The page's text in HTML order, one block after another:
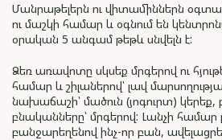
Մանրաթելերն ու վիտամիններն
ու մաշկի համար և օգնում են
օրական 5 անգամ թեթև սնվելն է:
Ձեռ առավոտը սկսեք մրգերով ու
համար և շիլաներով՝ լավ
նախաճաշի՝ մածուն (յոգուրտ) կերեք,
բնականները՝ մրգերով: Լանչի համար
բանջարեղենով ինչ-որ բան,